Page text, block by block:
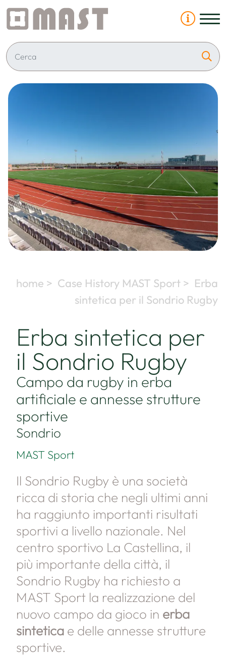
home > Case History MAST Sport > Erba
sintetica per il Sondrio Rugby
Erba sintetica per
il Sondrio Rugby
Campo da rugby in erba
artificiale e annesse strutture
sportive
Sondrio
MAST Sport
Il Sondrio Rugby è una società
ricca di storia che negli ultimi anni
ha raggiunto importanti risultati
sportivi a livello nazionale. Nel
centro sportivo La Castellina, il
più importante della città, il
Sondrio Rugby ha richiesto a
MAST Sport la realizzazione del
nuovo campo da gioco in erba
sintetica e delle annesse strutture
sportive.